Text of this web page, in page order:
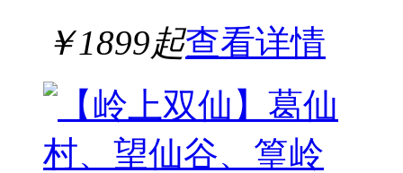
￥1899起查看详情